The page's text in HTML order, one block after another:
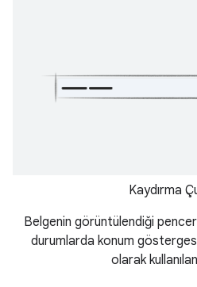
Kaydırma
Belgenin görüntülendiği
durumlarda konum göstergesi
olarak